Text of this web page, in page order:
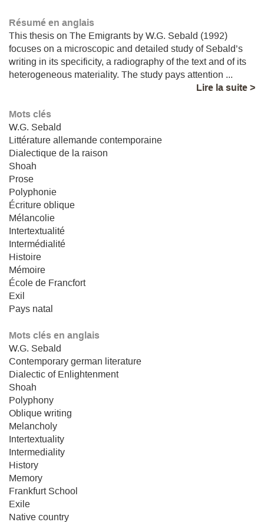
Résumé en anglais
This thesis on The Emigrants by W.G. Sebald (1992)
focuses on a microscopic and detailed study of Sebald’s
writing in its specificity, a radiography of the text and of its
heterogeneous materiality. The study pays attention ...
Lire la suite >
Mots clés
W.G. Sebald
Littérature allemande contemporaine
Dialectique de la raison
Shoah
Prose
Polyphonie
Écriture oblique
Mélancolie
Intertextualité
Intermédialité
Histoire
Mémoire
École de Francfort
Exil
Pays natal
Mots clés en anglais
W.G. Sebald
Contemporary german literature
Dialectic of Enlightenment
Shoah
Polyphony
Oblique writing
Melancholy
Intertextuality
Intermediality
History
Memory
Frankfurt School
Exile
Native country